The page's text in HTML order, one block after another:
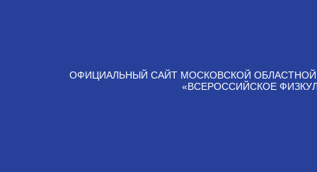
ОФИЦИАЛЬНЫЙ САЙТ МОСКОВСКОЙ
«ВСЕРОССИЙСКОЕ